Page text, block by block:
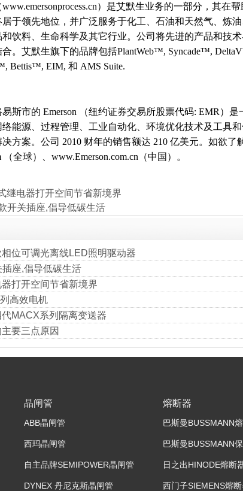
）是艾默生业务的一部分，其在
于领先地位，并广泛服务于化工、石油和天然气、炼
饮料、生命科学及其它行业。公司将先进的产品和技
。艾默生旗下的品牌包括PlantWeb™, Syncade™,
Bettis™, EIM, 和 AMS Suite.
斯市的 Emerson （纽约证券交易所股票代码: EMR）
能源、过程管理、工业自动化、环境优化技术及工具
方案。公司 2010 财年的销售额达 210 亿美元。如欲了
（全球）、www.Emerson.com.cn（中国）。
继电器打开空间节省新境界
开关插座,倡导低碳生活
位可调光离线LED照明驱动器
座,倡导低碳生活
打开空间节省新境界
高效电机
MACX系列隔离变送器
要三点原因
晶闸管
ABB晶闸管
西玛晶闸管
自主品牌SEMIPOWER晶闸管
DYNEX 丹尼克斯晶闸管
熔断器
巴斯曼BUSSMANN
巴斯曼BUSSMANN
日之出HINODE熔断
西门子SIEMENS熔断